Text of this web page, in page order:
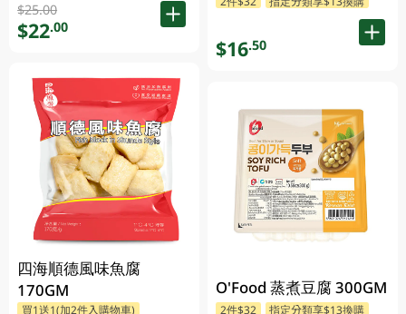
$25.00
$22.00
四海順德風味魚腐
170GM
買1送1(加2件入購物車)
$16.50
O'Food 蒸煮豆腐 300GM
2件$32 指定分類享$13換購